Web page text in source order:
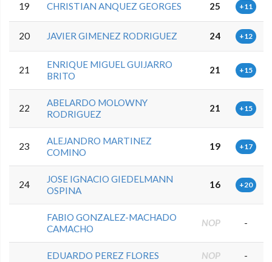
19 CHRISTIAN ANQUEZ GEORGES 25 +11
20 JAVIER GIMENEZ RODRIGUEZ 24 +12
21
ENRIQUE MIGUEL GUIJARRO
BRITO
21 +15
22
ABELARDO MOLOWNY
RODRIGUEZ
21 +15
23
ALEJANDRO MARTINEZ
COMINO
19 +17
24
JOSE IGNACIO GIEDELMANN
OSPINA
16 +20
FABIO GONZALEZ-MACHADO
CAMACHO
NOP -
EDUARDO PEREZ FLORES NOP -